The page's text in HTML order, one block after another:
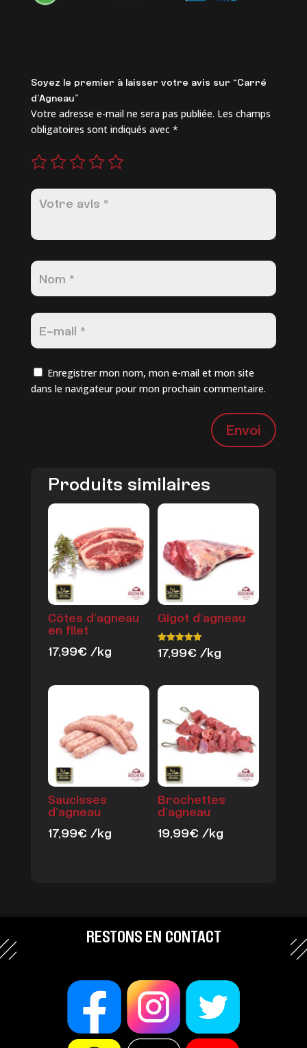
Soyez le premier à laisser votre avis sur “Carré
d’Agneau”
Votre adresse e-mail ne sera pas publiée. Les champs
obligatoires sont indiqués avec *
Enregistrer mon nom, mon e-mail et mon site
dans le navigateur pour mon prochain commentaire.
Envoi
Produits similaires
Côtes d’agneau
en filet
17,99€/kg
Gigot d’agneau
Note
5.00
17,99€/kg
Saucisses
d’agneau
17,99€/kg
Brochettes
d’agneau
19,99€/kg
RESTONS EN CONTACT